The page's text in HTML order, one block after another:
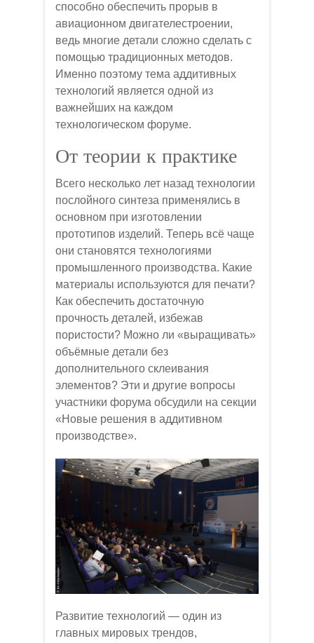
способно обеспечить прорыв в
авиационном двигателестроении,
ведь многие детали сложно сделать с
помощью традиционных методов.
Именно поэтому тема аддитивных
технологий является одной из
важнейших на каждом
технологическом форуме.
От теории к практике
Всего несколько лет назад технологии
послойного синтеза применялись в
основном при изготовлении
прототипов изделий. Теперь всё чаще
они становятся технологиями
промышленного производства. Какие
материалы используются для печати?
Как обеспечить достаточную
прочность деталей, избежав
пористости? Можно ли «выращивать»
объёмные детали без
дополнительного склеивания
элементов? Эти и другие вопросы
участники форума обсудили на секции
«Новые решения в аддитивном
производстве».
Развитие технологий — один из
главных мировых трендов,